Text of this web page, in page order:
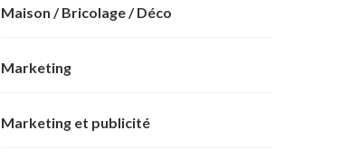
Maison / Bricolage / Déco
Marketing
Marketing et publicité